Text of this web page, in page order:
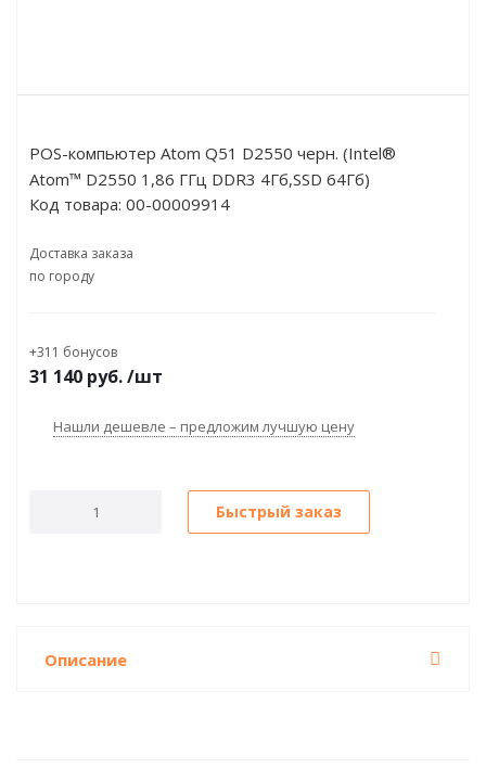
POS-компьютер Atom Q51 D2550 черн. (Intel®
Atom™ D2550 1,86 ГГц DDR3 4Гб,SSD 64Гб)
(Win7EmbPOSReady)
Код товара: 00-00009914
Доставка заказа
по городу
+311 бонусов
31 140 руб./шт
Нашли дешевле – предложим лучшую цену
Быстрый заказ
Описание